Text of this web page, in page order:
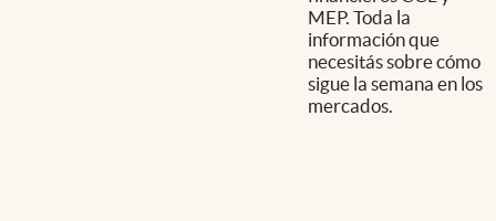
MEP. Toda la
información que
necesitás sobre cómo
sigue la semana en los
mercados.